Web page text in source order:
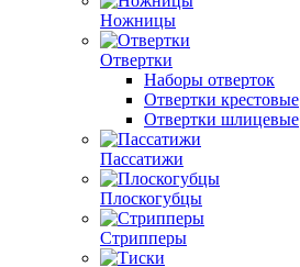
Ножницы
Отвертки
Наборы отверток
Отвертки крестовые
Отвертки шлицевые
Пассатижи
Плоскогубцы
Стрипперы